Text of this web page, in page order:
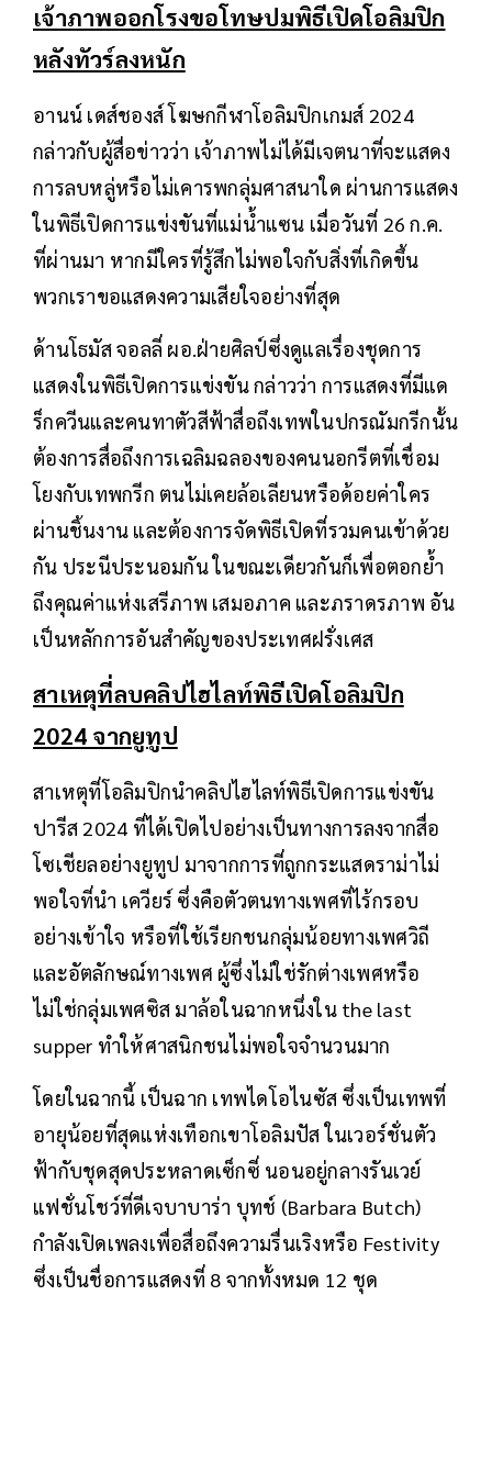
เจ้าภาพออกโรงขอโทษปมพิธีเปิดโอลิมปิก
หลังทัวร์ลงหนัก
อานน์ เดส์ชองส์ โฆษกกีฬาโอลิมปิกเกมส์ 2024
กล่าวกับผู้สื่อข่าวว่า เจ้าภาพไม่ได้มีเจตนาที่จะแสดง
การลบหลู่หรือไม่เคารพกลุ่มศาสนาใด ผ่านการแสดง
ในพิธีเปิดการแข่งขันที่แม่น้ำแซน เมื่อวันที่ 26 ก.ค.
ที่ผ่านมา หากมีใครที่รู้สึกไม่พอใจกับสิ่งที่เกิดขึ้น
พวกเราขอแสดงความเสียใจอย่างที่สุด
ด้านโธมัส จอลลี่ ผอ.ฝ่ายศิลป์ซึ่งดูแลเรื่องชุดการ
แสดงในพิธีเปิดการแข่งขัน กล่าวว่า การแสดงที่มีแด
ร็กควีนและคนทาตัวสีฟ้าสื่อถึงเทพในปกรณัมกรีกนั้น
ต้องการสื่อถึงการเฉลิมฉลองของคนนอกรีตที่เชื่อม
โยงกับเทพกรีก ตนไม่เคยล้อเลียนหรือด้อยค่าใคร
ผ่านชิ้นงาน และต้องการจัดพิธีเปิดที่รวมคนเข้าด้วย
กัน ประนีประนอมกัน ในขณะเดียวกันก็เพื่อตอกย้ำ
ถึงคุณค่าแห่งเสรีภาพ เสมอภาค และภราดรภาพ อัน
เป็นหลักการอันสำคัญของประเทศฝรั่งเศส
สาเหตุที่ลบคลิปไฮไลท์พิธีเปิดโอลิมปิก
2024 จากยูทูป
สาเหตุที่โอลิมปิกนำคลิปไฮไลท์พิธีเปิดการแข่งขัน
ปารีส 2024 ที่ได้เปิดไปอย่างเป็นทางการลงจากสื่อ
โซเชียลอย่างยูทูป มาจากการที่ถูกกระแสดราม่าไม่
พอใจที่นำ เควียร์ ซึ่งคือตัวตนทางเพศที่ไร้กรอบ
อย่างเข้าใจ หรือที่ใช้เรียกชนกลุ่มน้อยทางเพศวิถี
และอัตลักษณ์ทางเพศ ผู้ซึ่งไม่ใช่รักต่างเพศหรือ
ไม่ใช่กลุ่มเพศซิส มาล้อในฉากหนึ่งใน the last
supper ทำให้ศาสนิกชนไม่พอใจจำนวนมาก
โดยในฉากนี้ เป็นฉาก เทพไดโอไนซัส ซึ่งเป็นเทพที่
อายุน้อยที่สุดแห่งเทือกเขาโอลิมปัส ในเวอร์ชั่นตัว
ฟ้ากับชุดสุดประหลาดเซ็กซี่ นอนอยู่กลางรันเวย์
แฟชั่นโชว์ที่ดีเจบาบาร่า บุทช์ (Barbara Butch)
กำลังเปิดเพลงเพื่อสื่อถึงความรื่นเริงหรือ Festivity
ซึ่งเป็นชื่อการแสดงที่ 8 จากทั้งหมด 12 ชุด